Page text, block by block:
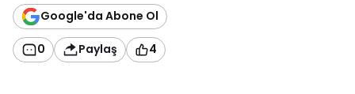
Google'da Abone Ol
0 Paylaş 4